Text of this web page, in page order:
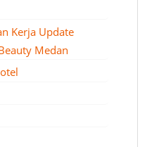
Kerja Update
Medan